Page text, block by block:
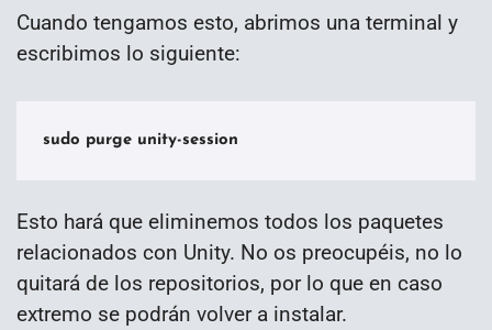
Cuando tengamos esto, abrimos una terminal y
escribimos lo siguiente:
sudo purge unity-session
Esto hará que eliminemos todos los paquetes
relacionados con Unity. No os preocupéis, no lo
quitará de los repositorios, por lo que en caso
extremo se podrán volver a instalar.